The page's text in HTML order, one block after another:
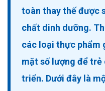
toàn thay thế được
chất dinh dưỡng.
các loại thực phẩm
mặt số lượng để
triển. Dưới đây là